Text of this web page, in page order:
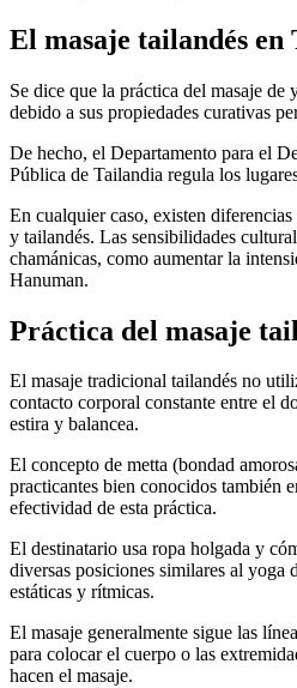
El masaje tailandés
Se dice que la práctica del masaje de
debido a sus propiedades curativas
De hecho, el Departamento para el
Pública de Tailandia regula los
En cualquier caso, existen
y tailandés. Las sensibilidades
chamánicas, como aumentar la
Hanuman.
Práctica del masaje
El masaje tradicional tailandés no
contacto corporal constante entre el
estira y balancea.
El concepto de metta (bondad
practicantes bien conocidos también
efectividad de esta práctica.
El destinatario usa ropa holgada y
diversas posiciones similares al yoga
estáticas y rítmicas.
El masaje generalmente sigue las
para colocar el cuerpo o las
hacen el masaje.